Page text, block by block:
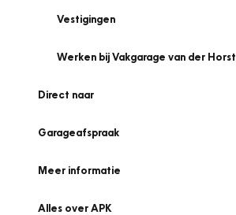
Vestigingen
Werken bij Vakgarage van der Horst
Direct naar
Garageafspraak
Meer informatie
Alles over APK